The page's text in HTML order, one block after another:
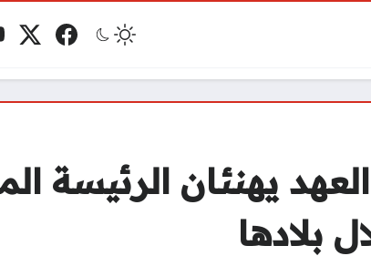
فيسبوك
يهنئان الرئيسة
بلادها